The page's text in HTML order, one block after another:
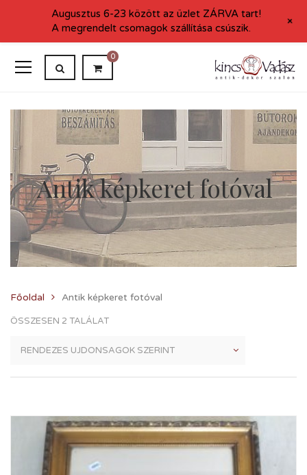
0
Antik képkeret fotóval
Főoldal Antik képkeret fotóval
ÖSSZESEN 2 TALÁLAT
Augusztus 6-23 között az üzlet ZÁRVA tart!
A megrendelt csomagok szállítása csúszik.
+